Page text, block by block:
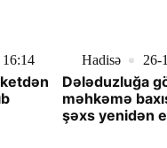
Hadisə 26-
Dələduzluğa
məhkəmə
şəxs yenidən